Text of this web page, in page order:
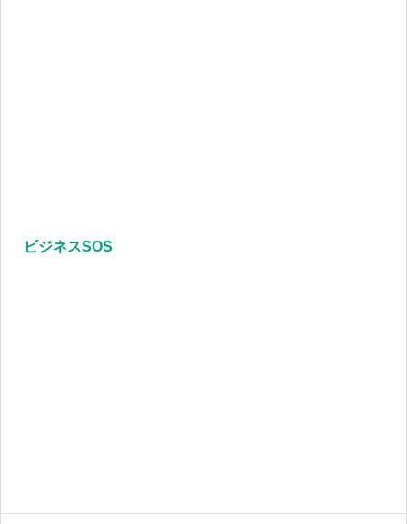
ビジネスSOS